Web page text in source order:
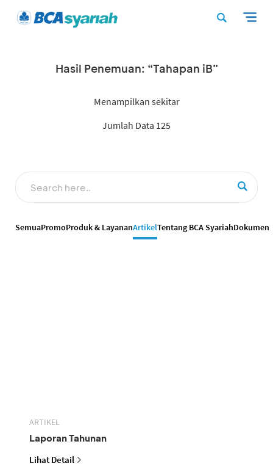
Hasil Penemuan: “Tahapan iB”
Menampilkan sekitar
Jumlah Data 125
SemuaPromoProduk & LayananArtikelTentang BCA SyariahDokumen
ARTIKEL
Laporan Tahunan
Lihat Detail